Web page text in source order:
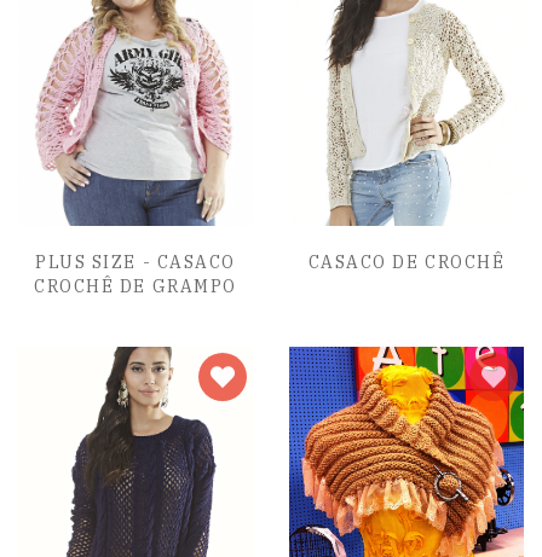
PLUS SIZE - CASACO
CROCHÊ DE GRAMPO
CASACO DE CROCHÊ